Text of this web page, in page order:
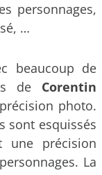
personnages,
…
beaucoup de
de Corentin
photo.
sont esquissés
une précision
La